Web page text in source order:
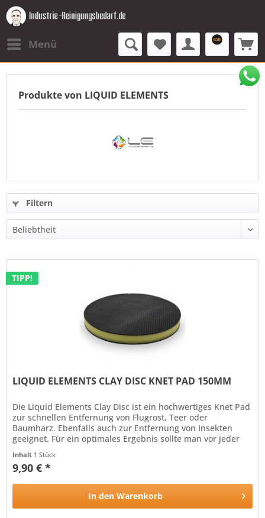
Menü
Produkte von LIQUID ELEMENTS
Filtern
TIPP!
LIQUID ELEMENTS CLAY DISC KNET PAD 150MM
Die Liquid Elements Clay Disc ist ein hochwertiges Knet Pad
zur schnellen Entfernung von Flugrost, Teer oder
Baumharz. Ebenfalls auch zur Entfernung von Insekten
geeignet. Für ein optimales Ergebnis sollte man vor jeder
Inhalt 1 Stück
9,90 € *
In den Warenkorb